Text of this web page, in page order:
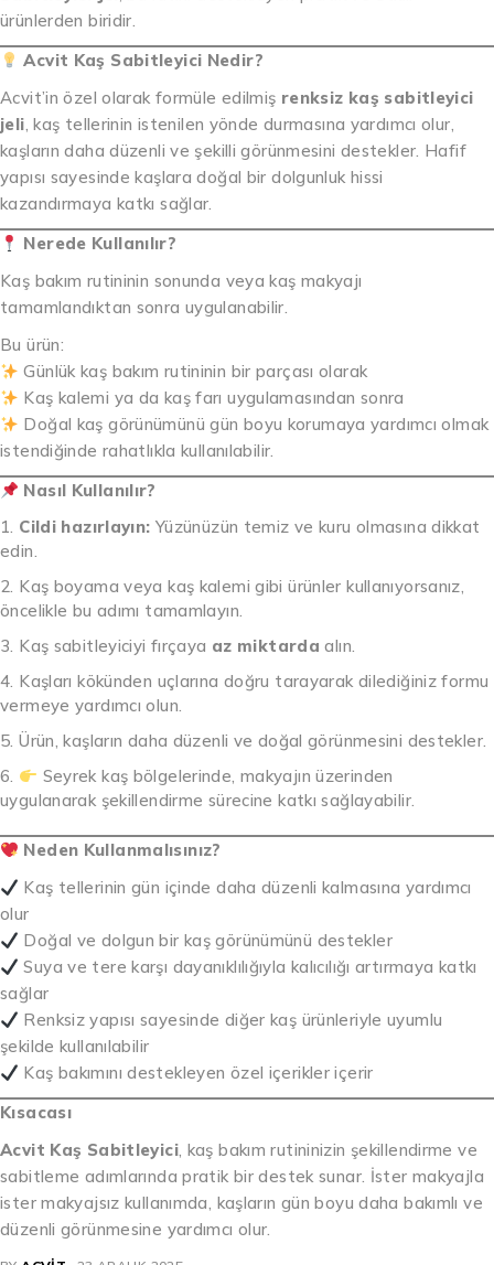
ürünlerden biridir.
Acvit Kaş Sabitleyici Nedir?
Acvit’in özel olarak formüle edilmiş renksiz kaş sabitleyici
jeli, kaş tellerinin istenilen yönde durmasına yardımcı olur,
kaşların daha düzenli ve şekilli görünmesini destekler. Hafif
yapısı sayesinde kaşlara doğal bir dolgunluk hissi
kazandırmaya katkı sağlar.
Nerede Kullanılır?
Kaş bakım rutininin sonunda veya kaş makyajı
tamamlandıktan sonra uygulanabilir.
Bu ürün:
Günlük kaş bakım rutininin bir parçası olarak
Kaş kalemi ya da kaş farı uygulamasından sonra
Doğal kaş görünümünü gün boyu korumaya yardımcı olmak
istendiğinde rahatlıkla kullanılabilir.
Nasıl Kullanılır?
Cildi hazırlayın: Yüzünüzün temiz ve kuru olmasına dikkat
edin.
Kaş boyama veya kaş kalemi gibi ürünler kullanıyorsanız,
öncelikle bu adımı tamamlayın.
Kaş sabitleyiciyi fırçaya az miktarda alın.
Kaşları kökünden uçlarına doğru tarayarak dilediğiniz formu
vermeye yardımcı olun.
Ürün, kaşların daha düzenli ve doğal görünmesini destekler.
Seyrek kaş bölgelerinde, makyajın üzerinden
uygulanarak şekillendirme sürecine katkı sağlayabilir.
Neden Kullanmalısınız?
Kaş tellerinin gün içinde daha düzenli kalmasına yardımcı
olur
Doğal ve dolgun bir kaş görünümünü destekler
Suya ve tere karşı dayanıklılığıyla kalıcılığı artırmaya katkı
sağlar
Renksiz yapısı sayesinde diğer kaş ürünleriyle uyumlu
şekilde kullanılabilir
Kaş bakımını destekleyen özel içerikler içerir
Kısacası
Acvit Kaş Sabitleyici, kaş bakım rutininizin şekillendirme ve
sabitleme adımlarında pratik bir destek sunar. İster makyajla
ister makyajsız kullanımda, kaşların gün boyu daha bakımlı ve
düzenli görünmesine yardımcı olur.